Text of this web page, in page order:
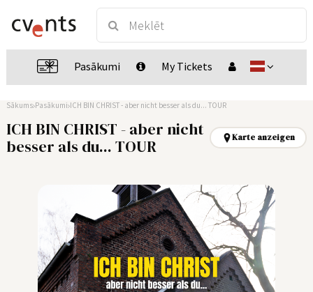
Pasākumi My Tickets
Sākums Pasākumi ICH BIN CHRIST - aber nicht besser als du... TOUR
ICH BIN CHRIST - aber nicht
besser als du... TOUR
Karte anzeigen